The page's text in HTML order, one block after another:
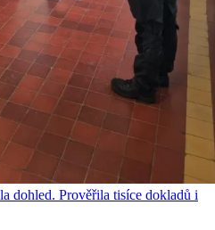
dohled. Prověřila tisíce dokladů i